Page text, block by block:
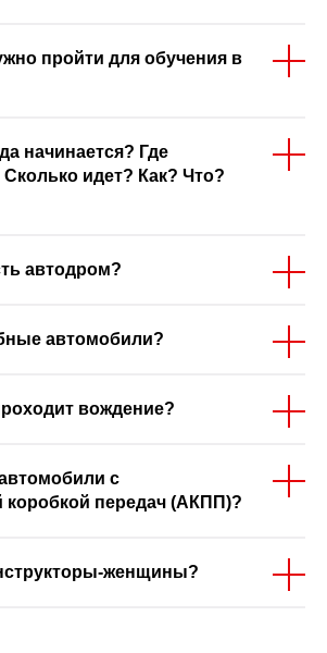
пройти для обучения в
начинается? Где
Сколько идет? Как? Что?
автодром?
автомобили?
вождение?
с
коробкой передач (АКПП)?
женщины?